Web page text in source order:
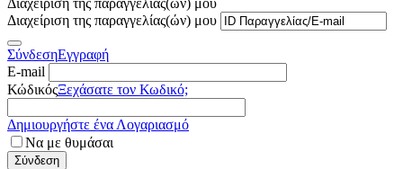
Διαχείριση της παραγγελίας(ών) μου
Διαχείριση της παραγγελίας(ών) μου
ΣύνδεσηΕγγραφή
E-mail
ΚώδικόςΞεχάσατε τον Κωδικό;
Δημιουργήστε ένα Λογαριασμό
Να με θυμάσαι
Σύνδεση